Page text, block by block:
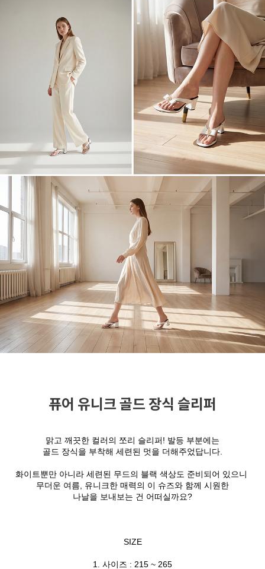
퓨어 유니크 골드 장식 슬리퍼
맑고 깨끗한 컬러의 쪼리 슬리퍼! 발등 부분에는
골드 장식을 부착해 세련된 멋을 더해주었답니다.
화이트뿐만 아니라 세련된 무드의 블랙 색상도 준비되어 있으니
무더운 여름, 유니크한 매력의 이 슈즈와 함께 시원한
나날을 보내보는 건 어떠실까요?
SIZE
1. 사이즈 : 215 ~ 265